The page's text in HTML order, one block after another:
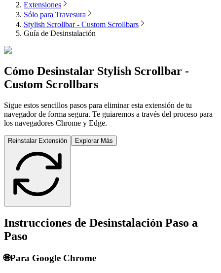
Extensiones
Sólo para Travesura
Stylish Scrollbar - Custom Scrollbars
Guía de Desinstalación
Cómo Desinstalar Stylish Scrollbar -
Custom Scrollbars
Sigue estos sencillos pasos para eliminar esta extensión de tu
navegador de forma segura. Te guiaremos a través del proceso para
los navegadores Chrome y Edge.
Reinstalar Extensión Explorar Más
Instrucciones de Desinstalación Paso a
Paso
🌐Para Google Chrome